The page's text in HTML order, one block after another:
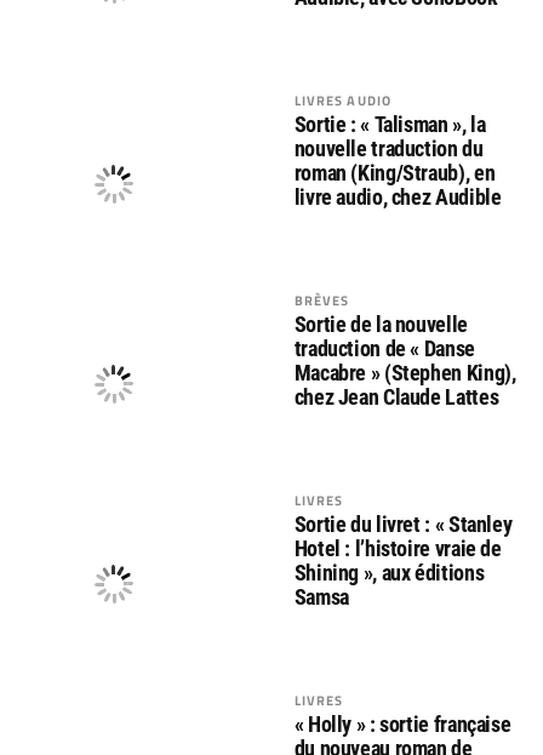
LIVRES AUDIO
Sortie : « Talisman », la
nouvelle traduction du
roman (King/Straub), en
livre audio, chez Audible
BRÈVES
Sortie de la nouvelle
traduction de « Danse
Macabre » (Stephen King),
chez Jean Claude Lattes
LIVRES
Sortie du livret : « Stanley
Hotel : l’histoire vraie de
Shining », aux éditions
Samsa
LIVRES
« Holly » : sortie française
du nouveau roman de